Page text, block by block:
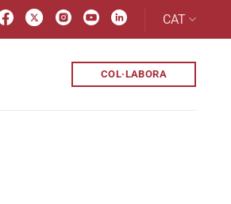
CAT
COL·LABORA